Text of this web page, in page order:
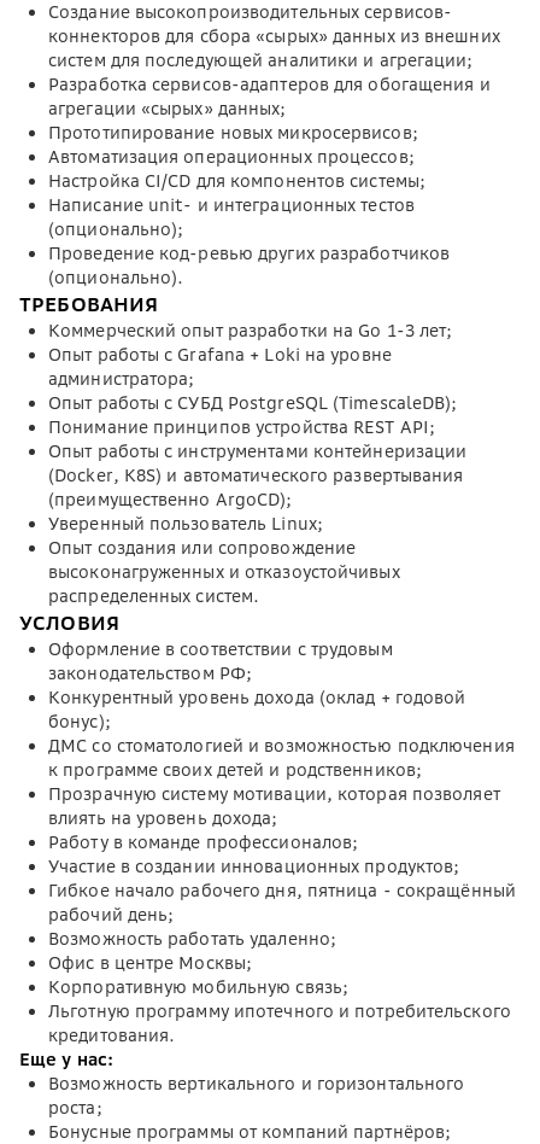
Создание высокопроизводительных сервисов-
коннекторов для сбора «сырых» данных из внешних
систем для последующей аналитики и агрегации;
Разработка сервисов-адаптеров для обогащения и
агрегации «сырых» данных;
Прототипирование новых микросервисов;
Автоматизация операционных процессов;
Настройка CI/CD для компонентов системы;
Написание unit- и интеграционных тестов
(опционально);
Проведение код-ревью других разработчиков
(опционально).
ТРЕБОВАНИЯ
Коммерческий опыт разработки на Go 1-3 лет;
Опыт работы с Grafana + Loki на уровне
администратора;
Опыт работы с СУБД PostgreSQL (TimescaleDB);
Понимание принципов устройства REST API;
Опыт работы с инструментами контейнеризации
(Docker, K8S) и автоматического развертывания
(преимущественно ArgoCD);
Уверенный пользователь Linux;
Опыт создания или сопровождение
высоконагруженных и отказоустойчивых
распределенных систем.
УСЛОВИЯ
Оформление в соответствии с трудовым
законодательством РФ;
Конкурентный уровень дохода (оклад + годовой
бонус);
ДМС со стоматологией и возможностью подключения
к программе своих детей и родственников;
Прозрачную систему мотивации, которая позволяет
влиять на уровень дохода;
Работу в команде профессионалов;
Участие в создании инновационных продуктов;
Гибкое начало рабочего дня, пятница - сокращённый
рабочий день;
Возможность работать удаленно;
Офис в центре Москвы;
Корпоративную мобильную связь;
Льготную программу ипотечного и потребительского
кредитования.
Еще у нас:
Возможность вертикального и горизонтального
роста;
Бонусные программы от компаний партнёров;